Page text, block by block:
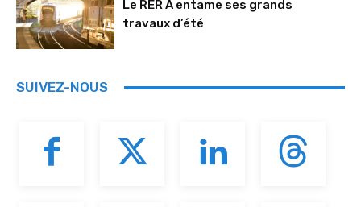
Le RER A entame ses grands
travaux d’été
SUIVEZ-NOUS